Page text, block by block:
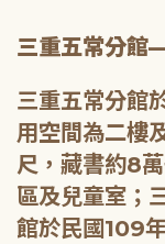
三重五常分館
三重五常分館
用空間為二樓
尺，藏書約8
區及兒童室；
館於民國109